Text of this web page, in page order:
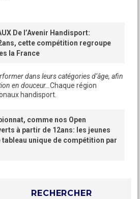
De l’Avenir Handisport:
cette compétition regroupe
la France
dans leurs catégories d’âge, afin
en douceur…Chaque région
handisport.
comme nos Open
à partir de 12ans: les jeunes
unique de compétition par
RECHERCHER